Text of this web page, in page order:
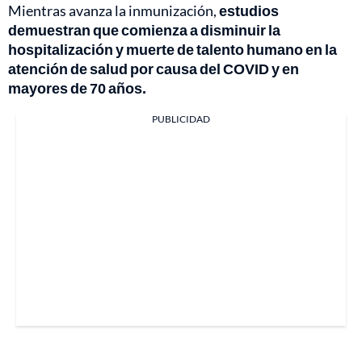
Mientras avanza la inmunización,estudios
demuestran que comienza a disminuir la
hospitalización y muerte de talento humano en la
atención de salud por causa del COVID y en
mayores de 70 años.
PUBLICIDAD